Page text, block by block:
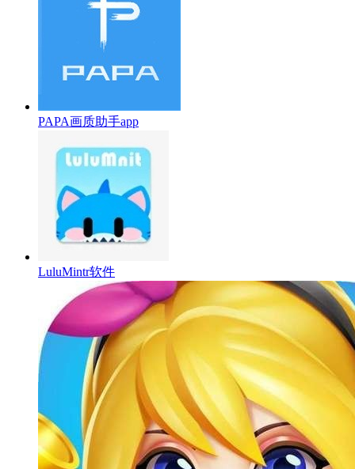
PAPA画质助手app
LuluMintr软件